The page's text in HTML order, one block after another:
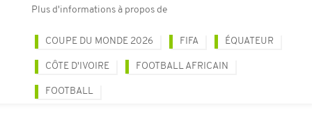
Plus d'informations à propos de
COUPE DU MONDE 2026 FIFA ÉQUATEUR
CÔTE D'IVOIRE FOOTBALL AFRICAIN
FOOTBALL